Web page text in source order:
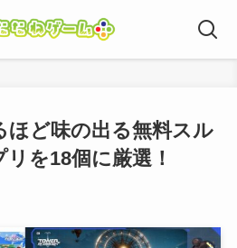
ほど味の出る無料スル
を18個に厳選！